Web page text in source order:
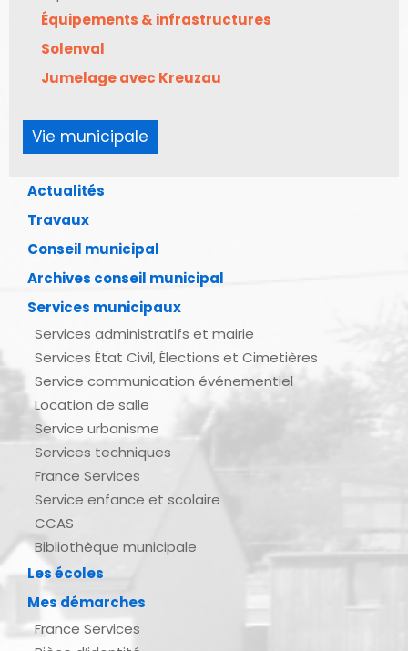
Équipements & infrastructures
Solenval
Jumelage avec Kreuzau
Vie municipale
Actualités
Travaux
Conseil municipal
Archives conseil municipal
Services municipaux
Services administratifs et mairie
Services État Civil, Élections et Cimetières
Service communication événementiel
Location de salle
Service urbanisme
Services techniques
France Services
Service enfance et scolaire
CCAS
Bibliothèque municipale
Les écoles
Mes démarches
France Services